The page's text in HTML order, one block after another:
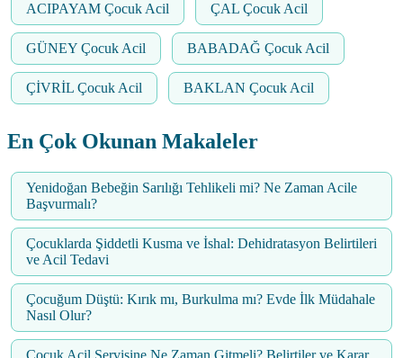
ACIPAYAM Çocuk Acil ÇAL Çocuk Acil
GÜNEY Çocuk Acil BABADAĞ Çocuk Acil
ÇİVRİL Çocuk Acil BAKLAN Çocuk Acil
En Çok Okunan Makaleler
Yenidoğan Bebeğin Sarılığı Tehlikeli mi? Ne Zaman Acile
Başvurmalı?
Çocuklarda Şiddetli Kusma ve İshal: Dehidratasyon Belirtileri
ve Acil Tedavi
Çocuğum Düştü: Kırık mı, Burkulma mı? Evde İlk Müdahale
Nasıl Olur?